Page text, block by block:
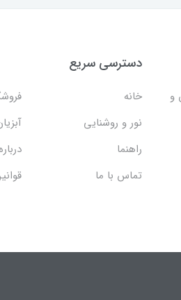
و
دسترسی سریع
خانه
نور و روشنایی
راهنما
تماس با ما